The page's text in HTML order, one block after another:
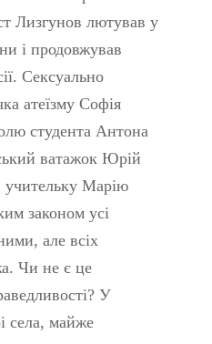
Лизгунов лютував у
і продовжував
Сексуально
атеїзму Софія
студента Антона
ватажок Юрій
учительку Марію
законом усі
але всіх
Чи не є це
У
села, майже